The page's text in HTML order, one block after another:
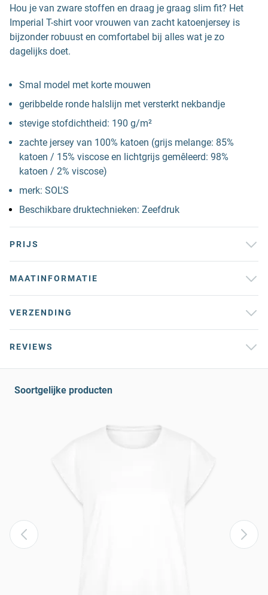
Hou je van zware stoffen en draag je graag slim fit? Het
Imperial T-shirt voor vrouwen van zacht katoenjersey is
bijzonder robuust en comfortabel bij alles wat je zo
dagelijks doet.
Smal model met korte mouwen
geribbelde ronde halslijn met versterkt nekbandje
stevige stofdichtheid: 190 g/m²
zachte jersey van 100% katoen (grijs melange: 85%
katoen / 15% viscose en lichtgrijs gemêleerd: 98%
katoen / 2% viscose)
merk: SOL'S
Beschikbare druktechnieken: Zeefdruk
PRIJS
MAATINFORMATIE
VERZENDING
REVIEWS
Soortgelijke producten